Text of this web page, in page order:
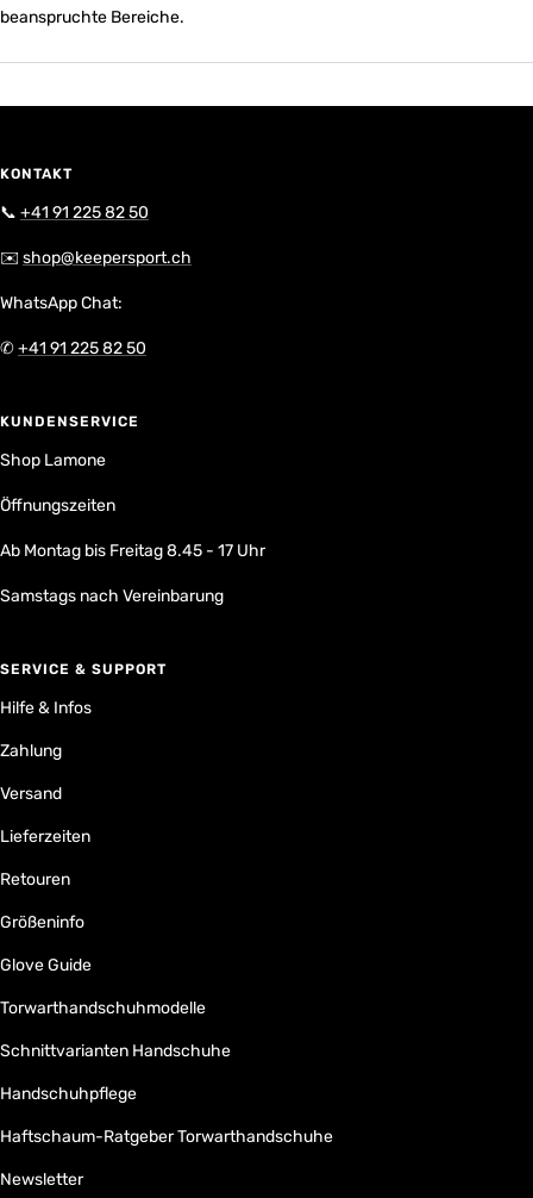
beanspruchte Bereiche.
KONTAKT
📞 +41 91 225 82 50
✉️ shop@keepersport.ch
WhatsApp Chat:
✆+41 91 225 82 50
KUNDENSERVICE
Shop Lamone
Öffnungszeiten
Ab Montag bis Freitag 8.45 - 17 Uhr
Samstags nach Vereinbarung
SERVICE & SUPPORT
Hilfe & Infos
Zahlung
Versand
Lieferzeiten
Retouren
Größeninfo
Glove Guide
Torwarthandschuhmodelle
Schnittvarianten Handschuhe
Handschuhpflege
Haftschaum-Ratgeber Torwarthandschuhe
Newsletter